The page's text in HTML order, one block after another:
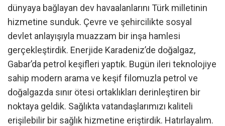
dünyaya bağlayan dev havaalanlarını Türk milletinin
hizmetine sunduk. Çevre ve şehircilikte sosyal
devlet anlayışıyla muazzam bir inşa hamlesi
gerçekleştirdik. Enerjide Karadeniz’de doğalgaz,
Gabar’da petrol keşifleri yaptık. Bugün ileri teknolojiye
sahip modern arama ve keşif filomuzla petrol ve
doğalgazda sınır ötesi ortaklıkları derinleştiren bir
noktaya geldik. Sağlıkta vatandaşlarımızı kaliteli
erişilebilir bir sağlık hizmetine eriştirdik. Hatırlayalım.